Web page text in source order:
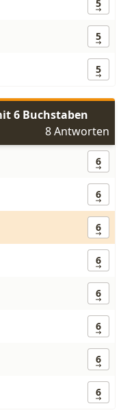
5
5
5
6 Buchstaben
8 Antworten
6
6
6
6
6
6
6
6